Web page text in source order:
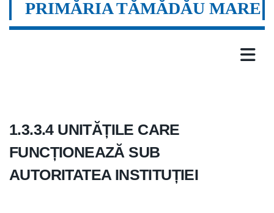
PRIMĂRIA TĂMĂDĂU MARE
1.3.3.4 UNITĂȚILE CARE
FUNCȚIONEAZĂ SUB
AUTORITATEA INSTITUȚIEI